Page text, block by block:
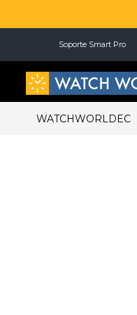
Soporte Smart Pro
WATCHWORLDEC